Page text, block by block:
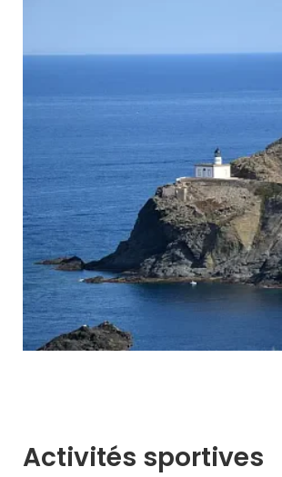
Activités sportives